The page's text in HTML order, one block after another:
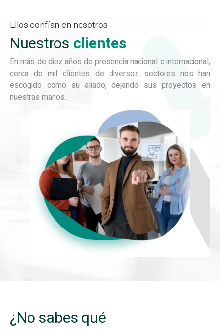
Ellos confían en nosotros
Nuestros clientes
En más de diez años de presencia nacional e internacional,
cerca de mil clientes de diversos sectores nos han
escogido como su aliado, dejando sus proyectos en
nuestras manos.
¿No sabes qué